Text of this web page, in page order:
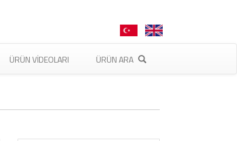
ÜRÜN VIDEOLARI ÜRÜN ARA